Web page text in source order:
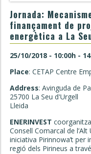
Jornada:
finançament de
energètica a La
25/10/2018 - 10:00h -
Place: CETAP Centre
Address: Avinguda de
25700 La Seu d'Urgell
Lleida
ENERINVEST
Consell Comarcal de
iniciativa Pirinnowa’t per
regió dels Pirineus a